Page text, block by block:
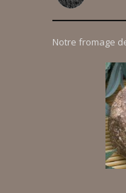
Notre fromage